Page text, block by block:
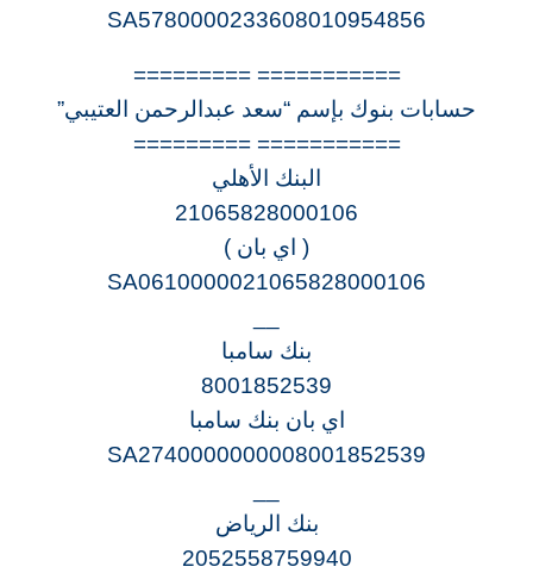
SA5780000233608010954856
=========== =========
حسابات بنوك بإسم “سعد عبدالرحمن العتيبي”
=========== =========
البنك الأهلي
21065828000106
( اي بان )
SA0610000021065828000106
بنك سامبا
8001852539
اي بان بنك سامبا
SA2740000000008001852539
بنك الرياض
2052558759940